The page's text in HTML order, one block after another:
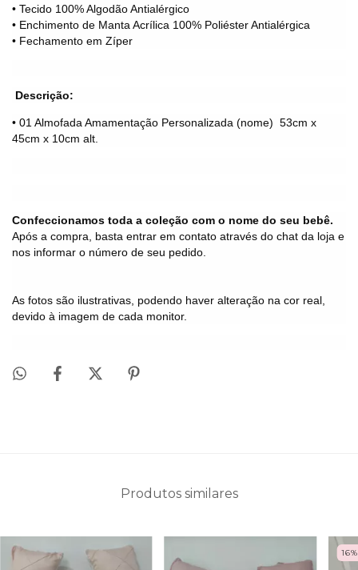
• Tecido 100% Algodão Antialérgico
• Enchimento de Manta Acrílica 100% Poliéster Antialérgica
• Fechamento em Zíper
Descrição:
• 01 Almofada Amamentação Personalizada (nome) 53cm x
45cm x 10cm alt.
Confeccionamos toda a coleção com o nome do seu bebê.
Após a compra, basta entrar em contato através do chat da loja e
nos informar o número de seu pedido.
As fotos são ilustrativas, podendo haver alteração na cor real,
devido à imagem de cada monitor.
Produtos similares
16